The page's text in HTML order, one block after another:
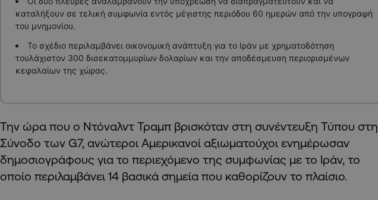
καταλήξουν σε τελική συμφωνία εντός μέγιστης περιόδου 60 ημερών από την υπογραφή
του μνημονίου.
Το σχέδιο περιλαμβάνει οικονομική ανάπτυξη για το Ιράν με χρηματοδότηση
τουλάχιστον 300 δισεκατομμυρίων δολαρίων και την αποδέσμευση περιορισμένων
κεφαλαίων της χώρας.
Την ώρα που ο Ντόναλντ Τραμπ βρισκόταν στη συνέντευξη Τύπου στη
Σύνοδο των G7, ανώτεροι Αμερικανοί αξιωματούχοι ενημέρωσαν
δημοσιογράφους για το περιεχόμενο της συμφωνίας με το Ιράν, το
οποίο περιλαμβάνει 14 βασικά σημεία που καθορίζουν το πλαίσιο.